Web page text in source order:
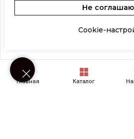
Главная Каталог
Возникли
Не
Cookie-